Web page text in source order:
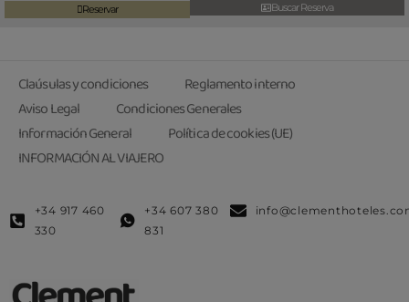
Reservar Buscar Reserva
Claúsulas y condiciones
Reglamento interno
Aviso Legal
Condiciones Generales
Información General
Política de cookies (UE)
INFORMACIÓN AL VIAJERO
+34 917 460
330
+34 607 380
831